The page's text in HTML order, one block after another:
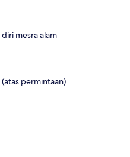
mesra alam
permintaan)